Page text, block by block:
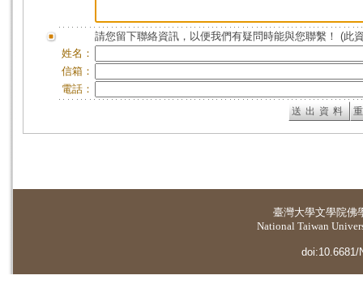
請您留下聯絡資訊，以便我們有疑問時能與您聯繫！ (此
姓名：
信箱：
電話：
臺灣大學文學院佛
National Taiwan
doi:10.6681/